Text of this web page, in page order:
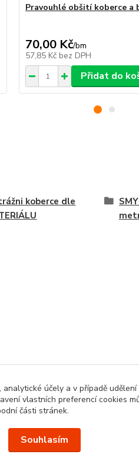
Pravouhlé obšití koberce a
70,00 Kč/bm
57,85 Kč bez DPH
Přidat do
koberce dle
účely a v případě
vlastních preferencí cookies
části stránek.
Souhlasím